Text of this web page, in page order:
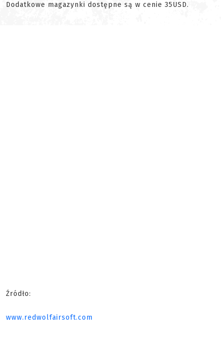
Dodatkowe magazynki dostępne są w cenie 35USD.
Źródło:
www.redwolfairsoft.com